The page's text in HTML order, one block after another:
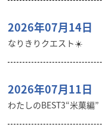
2026年07月14日
なりきりクエスト☀️
2026年07月11日
わたしのBEST3“米菓編”